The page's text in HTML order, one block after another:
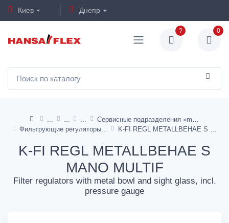
Киев Днепр
? 0
Фильтрующие регуляторы
K-FI REGL METALLBEHAE S
MANO MULTIF
Filter regulators with metal bowl and sight glass, incl.
pressure gauge